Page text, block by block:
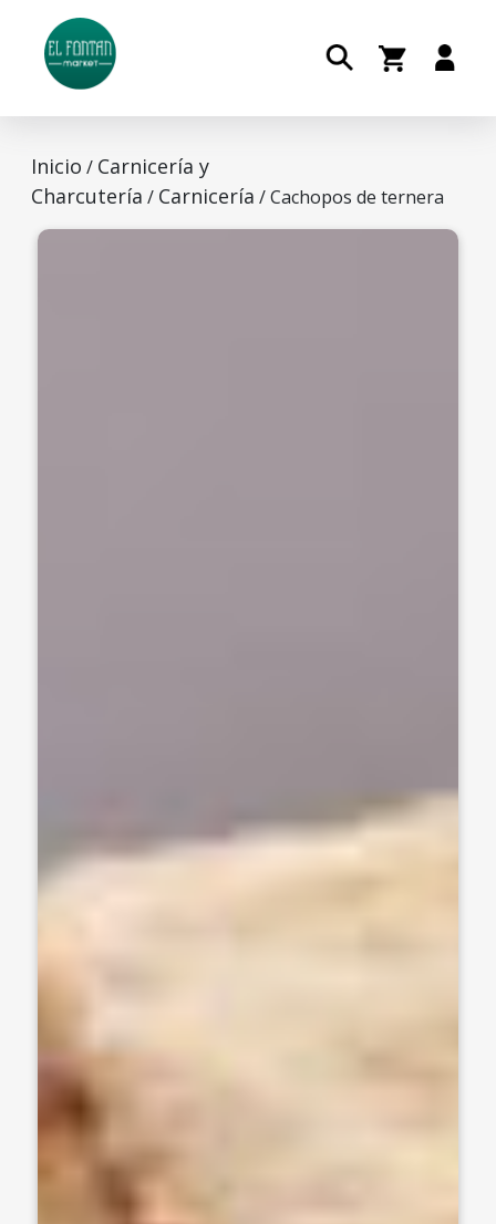
Inicio / Carnicería y
Charcutería / Carnicería / Cachopos de ternera